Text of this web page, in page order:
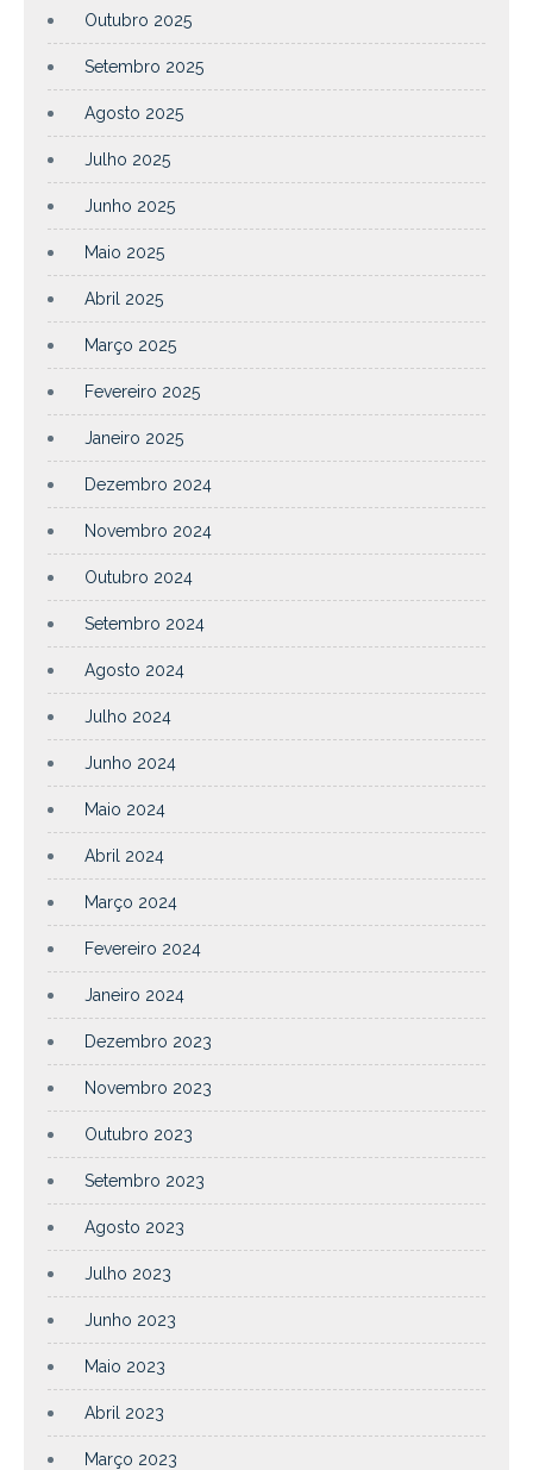
Outubro 2025
Setembro 2025
Agosto 2025
Julho 2025
Junho 2025
Maio 2025
Abril 2025
Março 2025
Fevereiro 2025
Janeiro 2025
Dezembro 2024
Novembro 2024
Outubro 2024
Setembro 2024
Agosto 2024
Julho 2024
Junho 2024
Maio 2024
Abril 2024
Março 2024
Fevereiro 2024
Janeiro 2024
Dezembro 2023
Novembro 2023
Outubro 2023
Setembro 2023
Agosto 2023
Julho 2023
Junho 2023
Maio 2023
Abril 2023
Março 2023